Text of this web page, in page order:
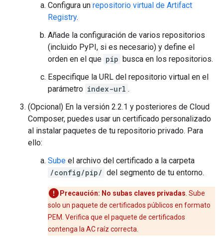
Configura un repositorio virtual de Artifact
Registry.
Añade la configuración de varios repositorios
(incluido PyPI, si es necesario) y define el
orden en el que pip busca en los repositorios.
Especifique la URL del repositorio virtual en el
parámetro index-url .
(Opcional) En la versión 2.2.1 y posteriores de Cloud
Composer, puedes usar un certificado personalizado
al instalar paquetes de tu repositorio privado. Para
ello:
Sube el archivo del certificado a la carpeta
/config/pip/ del segmento de tu entorno.
Precaución: No subas claves privadas . Sube
solo un paquete de certificados públicos en formato
PEM. Verifica que el paquete de certificados
contenga la AC raíz correcta.